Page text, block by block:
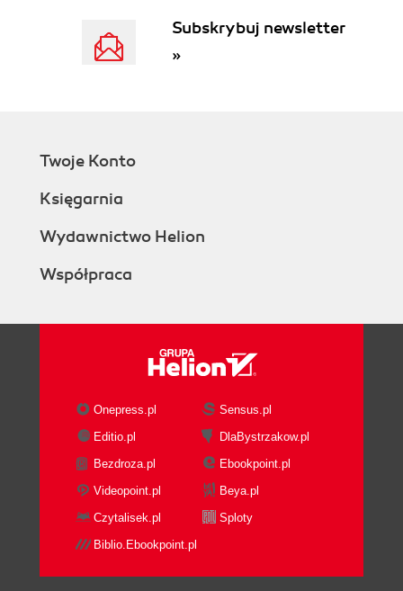
Subskrybuj newsletter
»
Twoje Konto
Księgarnia
Wydawnictwo Helion
Współpraca
Onepress.pl
Sensus.pl
Editio.pl
DlaBystrzakow.pl
Bezdroza.pl
Ebookpoint.pl
Videopoint.pl
Beya.pl
Czytalisek.pl
Sploty
Biblio.Ebookpoint.pl